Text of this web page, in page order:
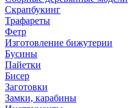
Скрапбукинг
Трафареты
Фетр
Изготовление бижутерии
Бусины
Пайетки
Бисер
Заготовки
Замки, карабины